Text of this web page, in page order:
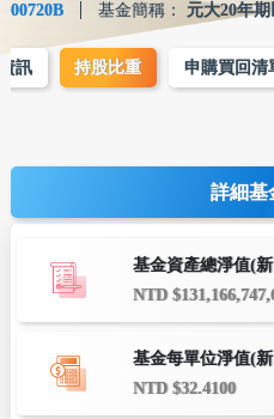
00720B 基金簡稱： 元大20年
訊 持股比重 申購買回清
詳細基
基金資產總淨值(
NTD
基金每單位淨值(
NTD $32.4100